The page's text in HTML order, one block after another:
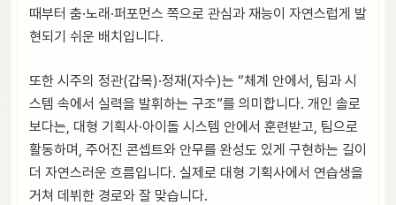
때부터 춤·노래·퍼포먼스 쪽으로 관심과 재능이 자연스럽게 발
현되기 쉬운 배치입니다.
또한 시주의 정관(갑목)·정재(자수)는 “체계 안에서, 팀과 시
스템 속에서 실력을 발휘하는 구조”를 의미합니다. 개인 솔로
보다는, 대형 기획사·아이돌 시스템 안에서 훈련받고, 팀으로
활동하며, 주어진 콘셉트와 안무를 완성도 있게 구현하는 길이
더 자연스러운 흐름입니다. 실제로 대형 기획사에서 연습생을
거쳐 데뷔한 경로와 잘 맞습니다.